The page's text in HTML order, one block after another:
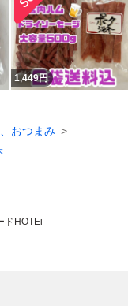
1,449円
おつまみ
ド HOTEi